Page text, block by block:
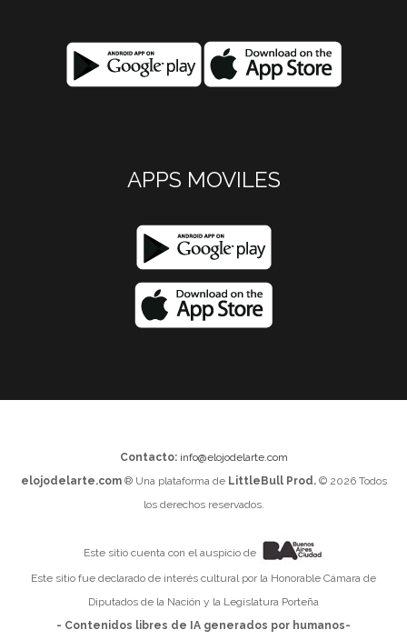
APPS MOVILES
Contacto: info@elojodelarte.com
elojodelarte.com® Una plataforma de LittleBull Prod.© 2026 Todos
los derechos reservados.
Este sitio cuenta con el auspicio de
Este sitio fue declarado de interés cultural por la Honorable Cámara de
Diputados de la Nación y la Legislatura Porteña
- Contenidos libres de IA generados por humanos-